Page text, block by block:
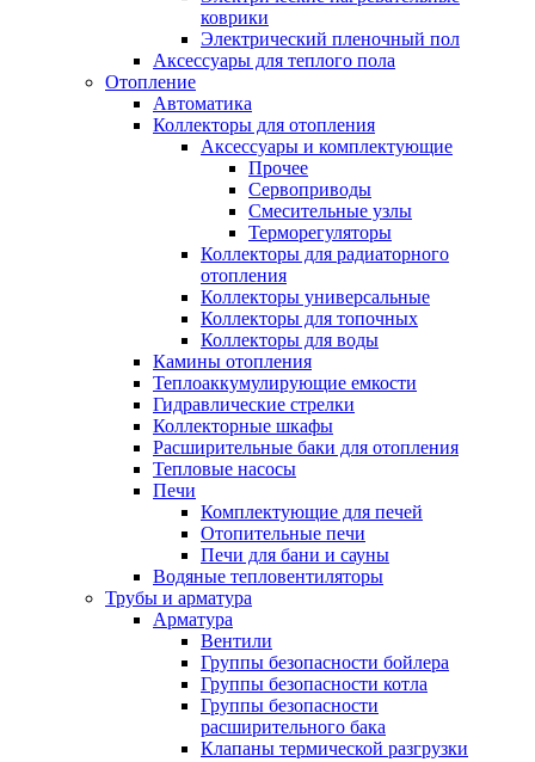
коврики
Электрический пленочный пол
Аксессуары для теплого пола
Отопление
Автоматика
Коллекторы для отопления
Аксессуары и комплектующие
Прочее
Сервоприводы
Смесительные узлы
Терморегуляторы
Коллекторы для радиаторного
отопления
Коллекторы универсальные
Коллекторы для топочных
Коллекторы для воды
Камины отопления
Теплоаккумулирующие емкости
Гидравлические стрелки
Коллекторные шкафы
Расширительные баки для отопления
Тепловые насосы
Печи
Комплектующие для печей
Отопительные печи
Печи для бани и сауны
Водяные тепловентиляторы
Трубы и арматура
Арматура
Вентили
Группы безопасности бойлера
Группы безопасности котла
Группы безопасности
расширительного бака
Клапаны термической разгрузки